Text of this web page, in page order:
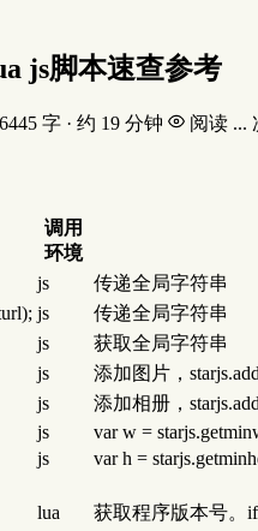
js脚本速查参考
6445 字 · 约 19 分钟 阅读 ...
调用
环境
js
传递全局字符串
js
传递全局字符串
js
获取全局字符串
js
添加图片，
js
添加相册，
js
var w =
js var h =
lua
获取程序版本号。if